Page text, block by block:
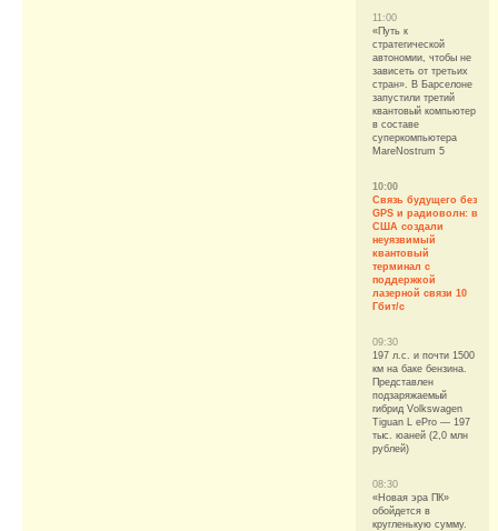
11:00
«Путь к
стратегической
автономии, чтобы не
зависеть от третьих
стран». В Барселоне
запустили третий
квантовый компьютер
в составе
суперкомпьютера
MareNostrum 5
10:00
Связь будущего без
GPS и радиоволн: в
США создали
неуязвимый
квантовый
терминал с
поддержкой
лазерной связи 10
Гбит/с
09:30
197 л.с. и почти 1500
км на баке бензина.
Представлен
подзаряжаемый
гибрид Volkswagen
Tiguan L ePro — 197
тыс. юаней (2,0 млн
рублей)
08:30
«Новая эра ПК»
обойдется в
кругленькую сумму.